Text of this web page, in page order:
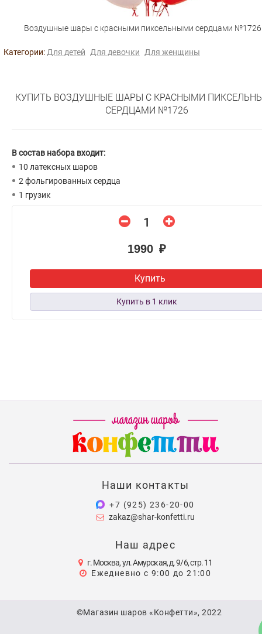
Воздушные шары с красными пиксельными сердцами №1726
Категории: Для детей Для девочки Для женщины
КУПИТЬ ВОЗДУШНЫЕ ШАРЫ С КРАСНЫМИ
СЕРДЦАМИ №1726
В состав набора входит:
10 латексных шаров
2 фольгированных сердца
1 грузик
1990 ₽
Купить
Наши контакты
+7 (925) 236-20-00
zakaz@shar-konfetti.ru
Наш адрес
г. Москва, ул. Амурская, д. 9/6, стр. 11
Ежедневно с 9:00 до 21:00
©Магазин шаров «Конфетти», 2022